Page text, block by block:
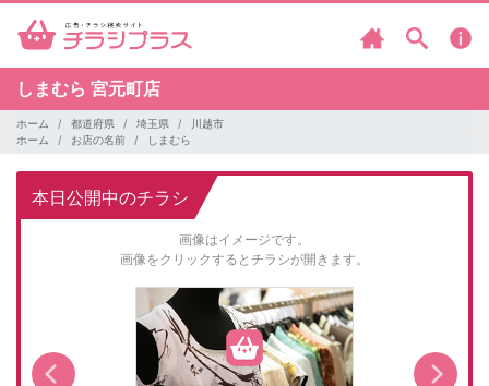
しまむら 宮元町店
ホーム 都道府県 埼玉県
川越市
ホーム
お店の名前 しまむら
本日公開中のチラシ
画像はイメージです。
画像をクリックするとチラシが開きます。